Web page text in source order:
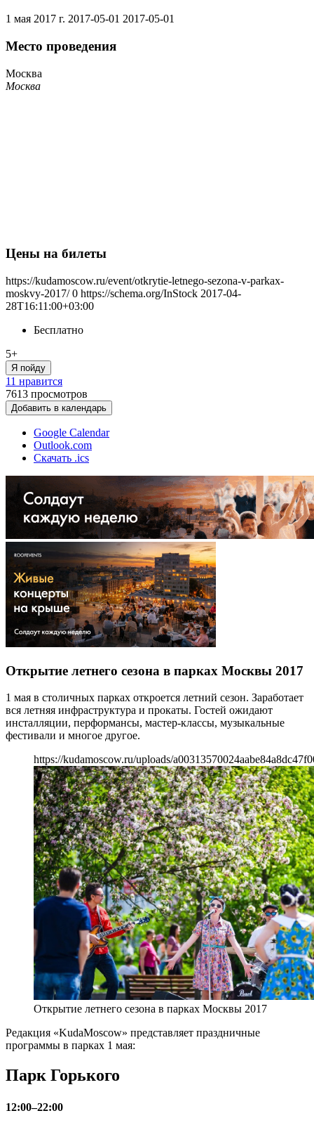
1 мая 2017 г. 2017-05-01 2017-05-01
Место проведения
Москва
Москва
Цены на билеты
https://kudamoscow.ru/event/otkrytie-letnego-sezona-v-parkax-
moskvy-2017/ 0 https://schema.org/InStock 2017-04-
28T16:11:00+03:00
Бесплатно
5+
Я пойду
11 нравится
7613 просмотров
Добавить в календарь
Google Calendar
Outlook.com
Скачать .ics
Открытие летнего сезона в парках Москвы 2017
1 мая в столичных парках откроется летний сезон. Заработает
вся летняя инфраструктура и прокаты. Гостей ожидают
инсталляции, перформансы, мастер-классы, музыкальные
фестивали и многое другое.
https://kudamoscow.ru/uploads/
Открытие летнего сезона в парках Москвы 2017
Редакция «KudaMoscow» представляет праздничные
программы в парках 1 мая:
Парк Горького
12:00–22:00